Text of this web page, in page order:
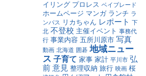
イリング プロレス ベイブレード
ホームページ マンガ ランチ ラ
ンパス リカちゃん レポート 下
北 不登校 主催イベント 事務代
行 事業内容 五所川原市 写真
動画 北海道 囲碁 地域ニュー
ス 子育て 家事 家計 平川市 弘
前 意見 整理収納 旅行 映画 桜